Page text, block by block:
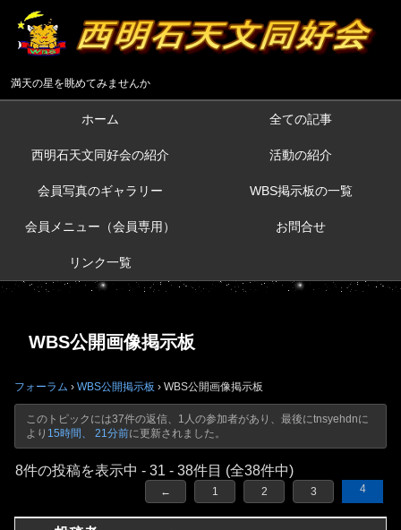
満天の星を眺めてみませんか
ホーム 全ての記事
西明石天文同好会の紹介 活動の紹介
会員写真のギャラリー WBS掲示板の一覧
会員メニュー（会員専用） お問合せ
リンク一覧
WBS公開画像掲示板
フォーラム › WBS公開掲示板 › WBS公開画像掲示板
このトピックには37件の返信、1人の参加者があり、最後にtnsyehdnに
より 15時間、 21分前に更新されました。
8件の投稿を表示中 - 31 - 38件目 (全38件中)
← 1 2 3 4